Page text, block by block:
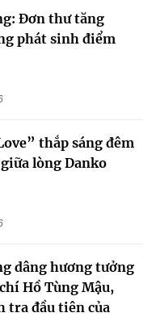
Đơn thư tăng
phát sinh điểm
thắp sáng đêm
lòng Danko
dâng hương tưởng
Hồ Tùng Mậu,
tra đầu tiên của